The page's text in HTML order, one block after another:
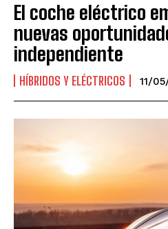
El coche eléctrico
nuevas
independiente
HÍBRIDOS Y ELÉCTRICOS 11/